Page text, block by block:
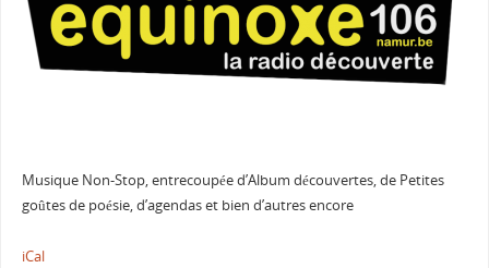
Musique Non-Stop, entrecoupée d’Album découvertes, de Petites
goûtes de poésie, d’agendas et bien d’autres encore
iCal